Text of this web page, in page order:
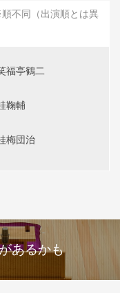
不同（出演順とは異
福亭鶴二
鞠輔
梅団治
あるかも